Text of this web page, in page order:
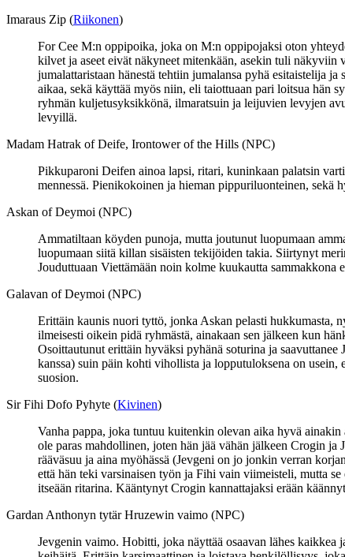
Imaraus Zip (Riikonen)
For Cee M:n oppipoika, joka on M:n oppipojaksi oton
kilvet ja aseet eivät näkyneet mitenkään, asekin tuli
jumalattaristaan hänestä tehtiin jumalansa pyhä esitaistelija
aikaa, sekä käyttää myös niin, eli taiottuaan pari loitsua hän
ryhmän kuljetusyksikkönä, ilmaratsuin ja leijuvien levyjen
levyillä.
Madam Hatrak of Deife, Irontower of the Hills (NPC)
Pikkuparoni Deifen ainoa lapsi, ritari, kuninkaan palatsin
mennessä. Pienikokoinen ja hieman pippuriluonteinen, sekä
Askan of Deymoi (NPC)
Ammatiltaan köyden punoja, mutta joutunut luopumaan
luopumaan siitä killan sisäisten tekijöiden takia. Siirtynyt
Jouduttuaan Viettämään noin kolme kuukautta
Galavan of Deymoi (NPC)
Erittäin kaunis nuori tyttö, jonka Askan pelasti hukkumasta,
ilmeisesti oikein pidä ryhmästä, ainakaan sen jälkeen kun
Osoittautunut erittäin hyväksi pyhänä soturina ja
kanssa) suin päin kohti vihollista ja lopputuloksena on usein,
suosion.
Sir Fihi Dofo Pyhyte (Kivinen)
Vanha pappa, joka tuntuu kuitenkin olevan aika hyvä ainakin
ole paras mahdollinen, joten hän jää vähän jälkeen Crogin
rääväsuu ja aina myöhässä (Jevgeni on jo jonkin verran
että hän teki varsinaisen työn ja Fihi vain viimeisteli, mutta
itseään ritarina. Kääntynyt Crogin kannattajaksi erään
Gardan Anthonyn tytär Hruzewin vaimo (NPC)
Jevgenin vaimo. Hobitti, joka näyttää osaavan lähes kaikkea